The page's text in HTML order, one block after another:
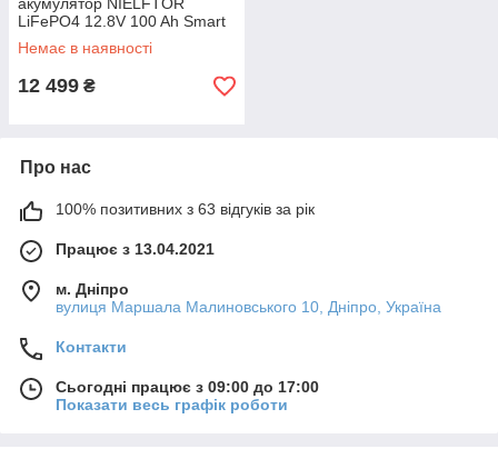
LiFePO4 12.8V 100 Ah Smart
(1280Wh) (BMS 100A)
Немає в наявності
12 499 ₴
Про нас
100% позитивних з 63 відгуків за рік
Працює з 13.04.2021
м. Дніпро
вулиця Маршала Малиновського 10, Дніпро, Україна
Контакти
Сьогодні працює з 09:00 до 17:00
Показати весь графік роботи